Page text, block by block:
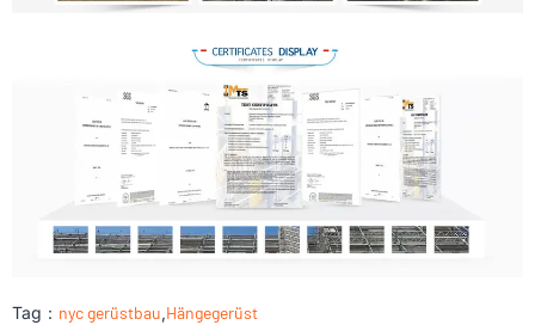
Tag： nyc gerüstbau,Hängegerüst